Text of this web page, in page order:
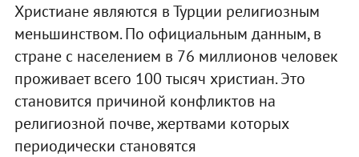
Христиане являются в Турции религиозным
меньшинством. По официальным данным, в
стране с населением в 76 миллионов человек
проживает всего 100 тысяч христиан. Это
становится причиной конфликтов на
религиозной почве, жертвами которых
периодически становятся